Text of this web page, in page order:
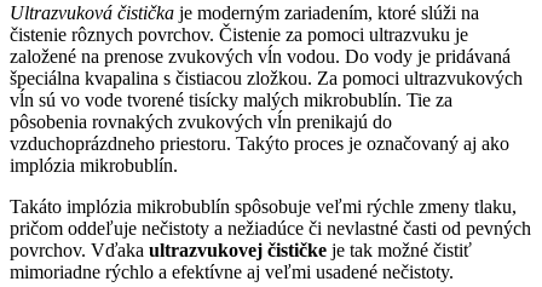
Ultrazvuková čistička je moderným zariadením, ktoré slúži na
čistenie rôznych povrchov. Čistenie za pomoci ultrazvuku je
založené na prenose zvukových vĺn vodou. Do vody je pridávaná
špeciálna kvapalina s čistiacou zložkou. Za pomoci ultrazvukových
vĺn sú vo vode tvorené tisícky malých mikrobublín. Tie za
pôsobenia rovnakých zvukových vĺn prenikajú do
vzduchoprázdneho priestoru. Takýto proces je označovaný aj ako
implózia mikrobublín.
Takáto implózia mikrobublín spôsobuje veľmi rýchle zmeny tlaku,
pričom oddeľuje nečistoty a nežiadúce či nevlastné časti od pevných
povrchov. Vďaka ultrazvukovej čističke je tak možné čistiť
mimoriadne rýchlo a efektívne aj veľmi usadené nečistoty.